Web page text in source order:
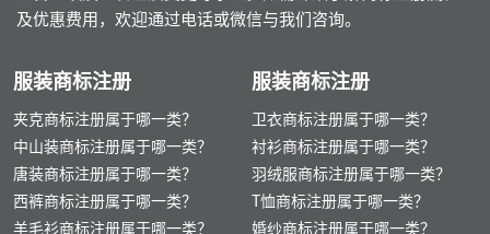
及优惠费用，欢迎通过电话或微信与我们咨询。
服装商标注册
夹克商标注册属于哪一类？
中山装商标注册属于哪一类？
唐装商标注册属于哪一类？
西裤商标注册属于哪一类？
羊毛衫商标注册属于哪一类？
服装商标注册
卫衣商标注册属于哪一类？
衬衫商标注册属于哪一类？
羽绒服商标注册属于哪一类？
T恤商标注册属于哪一类？
婚纱商标注册属于哪一类？